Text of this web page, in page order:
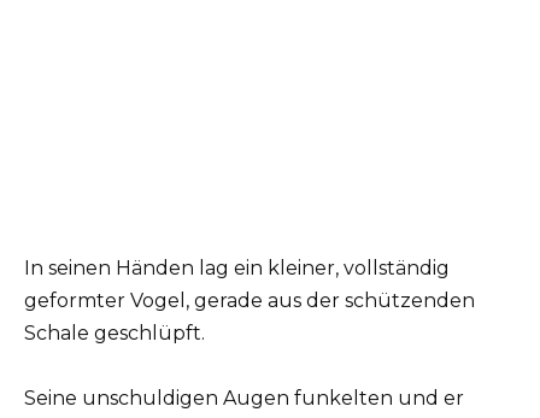
In seinen Händen lag ein kleiner, vollständig
geformter Vogel, gerade aus der schützenden
Schale geschlüpft.
Seine unschuldigen Augen funkelten und er